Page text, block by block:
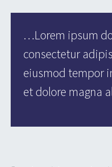
…Lorem ipsum
consectetur
eiusmod tempor
et dolore magna